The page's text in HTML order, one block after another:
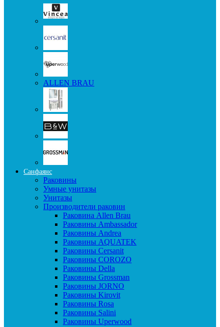
ALLEN BRAU
Санфаянс
Раковины
Умные унитазы
Унитазы
Производители раковин
Раковина Allen Brau
Раковины Ambassador
Раковины Andrea
Раковины AQUATEK
Раковины Cersanit
Раковины COROZO
Раковины Della
Раковины Grossman
Раковины JORNO
Раковины Kirovit
Раковины Rosa
Раковины Salini
Раковины Uperwood